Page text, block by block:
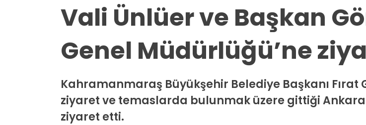
Vali Ünlüer ve Başkan
Genel Müdürlüğü’ne
Kahramanmaraş Büyükşehir Belediye Başkanı
ziyaret ve temaslarda bulunmak üzere gittiği
ziyaret etti.